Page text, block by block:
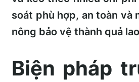
soát phù hợp, an toàn và
nông bảo vệ thành quả
Biện pháp